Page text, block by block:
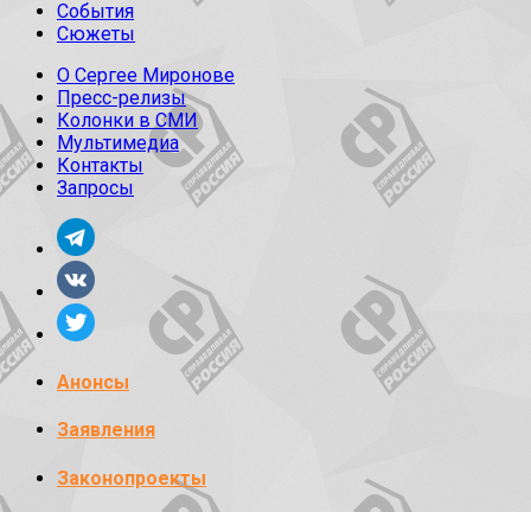
События
Сюжеты
О Сергее Миронове
Пресс-релизы
Колонки в СМИ
Мультимедиа
Контакты
Запросы
Анонсы
Заявления
Законопроекты